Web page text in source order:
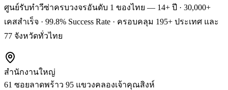
ศูนย์รับทำวีซ่าครบวงจรอันดับ 1 ของไทย — 14+ ปี · 30,000+
เคสสำเร็จ · 99.8% Success Rate · ครอบคลุม 195+ ประเทศ และ
77 จังหวัดทั่วไทย
สำนักงานใหญ่
61 ซอยลาดพร้าว 95 แขวงคลองเจ้าคุณสิงห์